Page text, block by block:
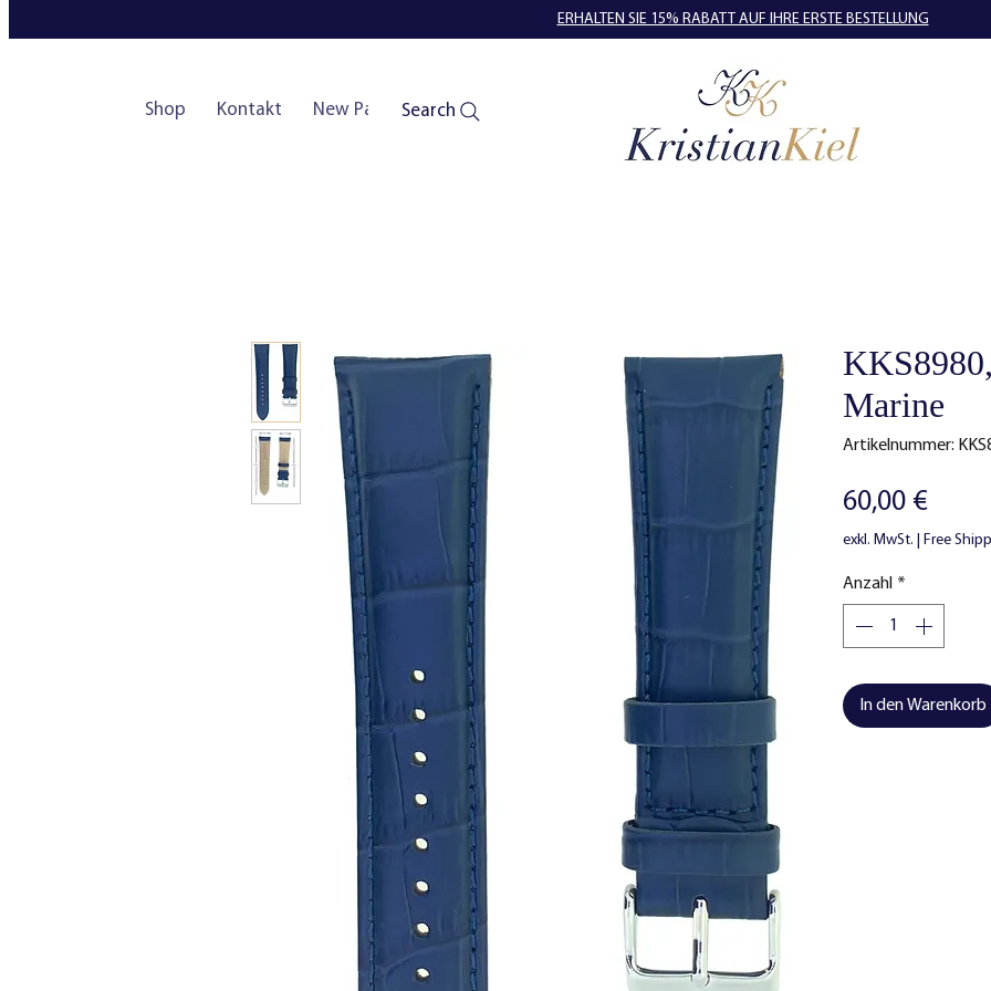
ERHALTEN SIE 15% RABATT AUF IHRE ERSTE BESTELLUNG
Shop Kontakt New Page Search
Marine
Artikelnummer:
60,00 €Preis
exkl. MwSt. Free
Anzahl *
In den Warenkorb